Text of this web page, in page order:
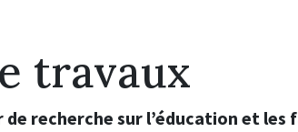
travaux
recherche sur l’éducation et les